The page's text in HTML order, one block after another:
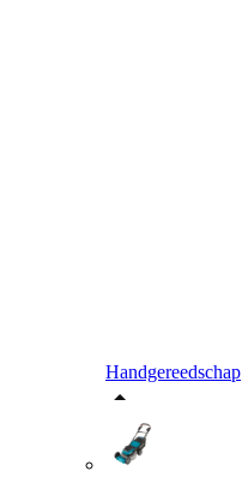
Handgereedschap